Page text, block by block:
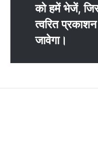
को हमें भेजें,
त्‍वरित
जावेगा।